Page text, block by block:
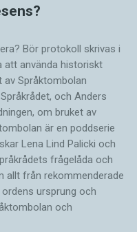
Bör protokoll skrivas i
att använda historiskt
Språktombolan
och Anders
om bruket av
är en poddserie
Lena Lind Palicki och
frågelåda och
allt från rekommenderade
ursprung och
och